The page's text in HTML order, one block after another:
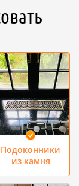
Подоконники
из камня